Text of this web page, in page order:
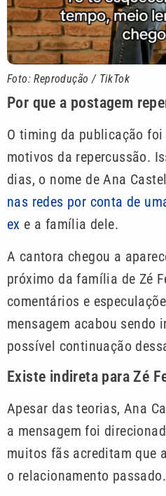
Foto: Reprodução / TikTok
Por que a postagem
O timing da publicação
motivos da repercussão.
dias, o nome de Ana
nas redes por conta de
ex e a família dele.
A cantora chegou a
próximo da família de Zé
comentários e
mensagem acabou sendo
possível continuação
Existe indireta para Zé
Apesar das teorias, Ana
a mensagem foi
muitos fãs acreditam que
o relacionamento passado.